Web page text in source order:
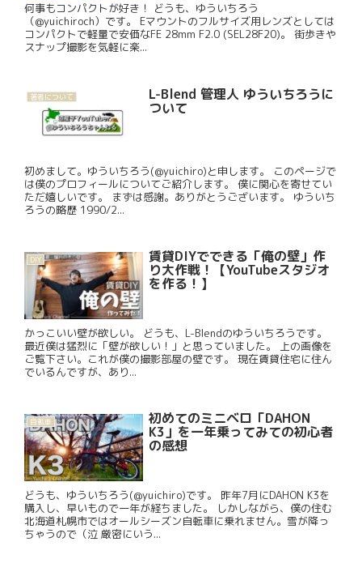
何事もコンパクトが好き！ どうも、ゆういちろう
（@yuichiroch）です。 Eマウントのフルサイズ用レンズとしては
コンパクトで軽量で安価なFE 28mm F2.0 (SEL28F20)。 街歩きや
スナップ撮影を気軽に楽...
著者について L-Blend 管理人 ゆういちろうに
ついて
初めまして。ゆういちろう(@yuichiro)と申します。 このページで
は僕のプロフィールについてご紹介します。 僕に関心を寄せてい
ただ嬉しいです。 まずは感謝。ありがとうございます。 ゆういち
ろうの略歴 1990/2...
DIY 賃貸DIYでできる「俺の壁」作
り大作戦！【YouTubeスタジオ
を作る！】
かっこいい壁が欲しい。 どうも、L-Blendのゆういちろうです。
最近僕は猛烈に「壁が欲しい！」と思っていました。 上の画像を
ご覧下さい。これが僕の撮影部屋の壁です。 現在賃貸住宅に住ん
でいるんですが、あり...
自転車 初めてのミニベロ「DAHON
K3」を一年乗ってみての初心者
の感想
どうも、ゆういちろう(@yuichiro)です。 昨年7月にDAHON K3を
購入し、早いもので一年が経ちました。 しかしながら、僕の住む
北海道札幌市ではオールシーズン自転車に乗れません。雪が降っ
ちゃうので（泣 厳密にいう...